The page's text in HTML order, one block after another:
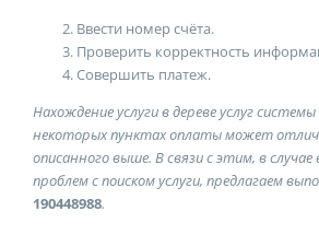
Ввести номер счёта.
Проверить корректность
Совершить платеж.
Нахождение услуги в дереве услуг
некоторых пунктах оплаты может
описанного выше. В связи с этим, в случае
проблем с поиском услуги, предлагаем
190448988.